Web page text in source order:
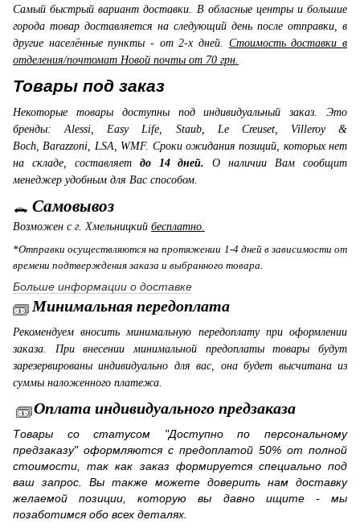
Самый быстрый вариант доставки. В обласные центры и большие
города товар доставляется на следующий день после отправки, в
другие населённые пункты - от 2-х дней. Стоимость доставки в
отделения/почтомат Новой почты от 70 грн.
Товары под заказ
Некоторые товары доступны под индивидуальный заказ. Это
бренды: Alessi, Easy Life, Staub, Le Creuset, Villeroy &
Boch, Barazzoni, LSA, WMF. Сроки ожидания позиций, которых нет
на складе, составляетдо 14 дней. О наличии Вам сообщит
менеджер удобным для Вас способом.
Самовывоз
Возможен с г. Хмельницкий бесплатно.
*Отправки осуществляются на протяжении 1-4 дней в зависимости от
времени подтверждения заказа и выбранного товара.
Больше информации о доставке
Минимальная передоплата
Рекомендуем вносить минимальную передоплату при оформлении
заказа. При внесении минимальной предоплаты товары будут
зарезервированы индивидуально для вас, она будет высчитана из
суммы наложенного платежа.
Оплата индивидуального предзаказа
Товары со статусом "Доступно по персональному
предзаказу" оформляются с предоплатой 50% от полной
стоимости, так как заказ формируется специально под
ваш запрос. Вы также можете доверить нам доставку
желаемой позиции, которую вы давно ищите - мы
позаботимся обо всех деталях.